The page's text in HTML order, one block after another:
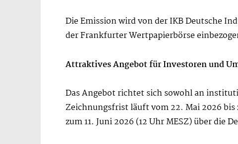
Die Emission wird von der IKB Deutsche
der Frankfurter Wertpapierbörse
Attraktives Angebot für Investoren und
Das Angebot richtet sich sowohl an
Zeichnungsfrist läuft vom 22. Mai 2026 bis
zum 11. Juni 2026 (12 Uhr MESZ) über die